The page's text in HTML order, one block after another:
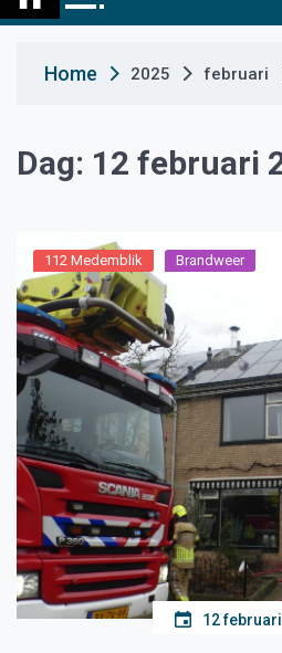
t
Home 2025 februari
Dag: 12 februari
112 Medemblik Brandweer
12